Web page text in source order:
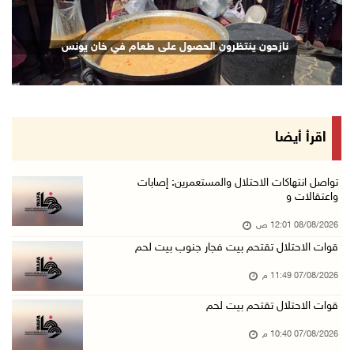
07/آب/2026 08:48 م
نادي الأسير: تجديد أمرَ منع زيارات الأسرى إجر ...
07/آب/2026 08:24 م
مستعمرون يهاجمون قرية أبو نجيم ويصيبون مواطني ...
مستعمرون يهاجمون مساكن المواطنين في خربة الحم ...
بعد تجديد منع زيارات المعتقلين: أبو الحمص يدع ...
الرئاسة ترحب بإطلاق السعودية التحالف البحري ا ...
07/آب/2026 06:17 م
(محدث) نابلس: إصابة مواطن واعتقاله إثر هجوم ل ...
07/آب/2026 06:04 م
الرئاسة ترحب باتفاقية مكة للدفاع المشترك بين ...
نازحون ينتظرون الحصول على طعام في خان يونس
اقرأ أيضا
تواصل انتهاكات الاحتلال والمستعمرين: إصابات
واعتقالات و
08/08/2026 12:01 ص
قوات الاحتلال تقتحم بيت فجار جنوب بيت لحم
07/08/2026 11:49 م
قوات الاحتلال تقتحم بيت لحم
07/08/2026 10:40 م